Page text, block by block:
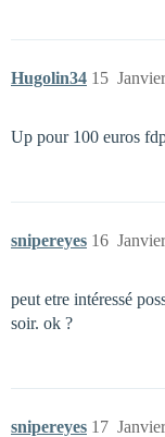
Hugolin34 15
Up pour 100 euros
snipereyes 16
peut etre intéressé
soir. ok ?
snipereyes 17